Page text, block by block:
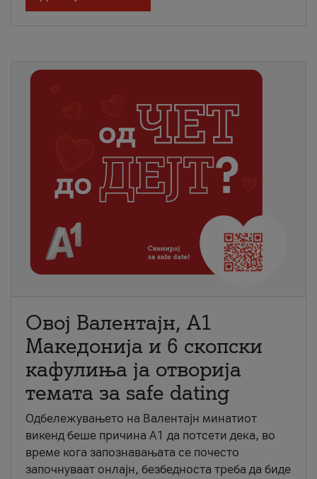
Овој Валентајн, A1
Македонија и 6 скопски
кафулиња ја отворија
темата за safe dating
Одбележувањето на Валентајн минатиот
викенд беше причина А1 да потсети дека, во
време кога запознавањата се почесто
започнуваат онлајн, безбедноста треба да биде